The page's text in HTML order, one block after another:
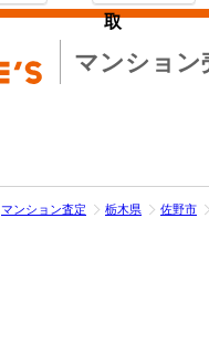
マンション
取
マンション査定 栃木県 佐野市